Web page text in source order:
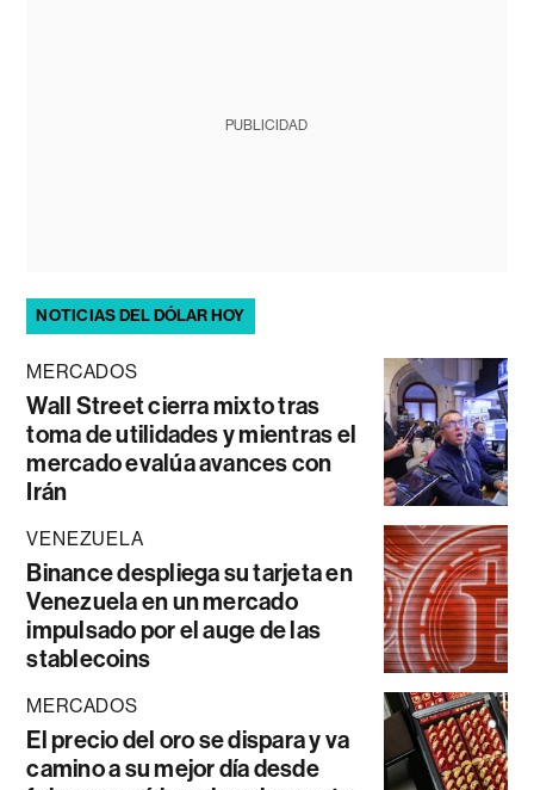
PUBLICIDAD
NOTICIAS DEL DÓLAR HOY
MERCADOS
Wall Street cierra mixto tras
toma de utilidades y mientras el
mercado evalúa avances con
Irán
VENEZUELA
Binance despliega su tarjeta en
Venezuela en un mercado
impulsado por el auge de las
stablecoins
MERCADOS
El precio del oro se dispara y va
camino a su mejor día desde